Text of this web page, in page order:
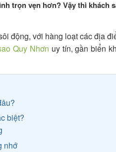
trọn vẹn hơn? Vậy thì khách
động, với hàng loạt các địa
Quy Nhơn uy tín, gần biển
biệt?
nhớ